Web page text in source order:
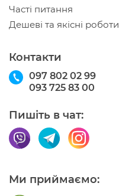
Часті питання
Дешеві та якісні роботи
Контакти
097 802 02 99
093 725 83 00
Пишіть в чат:
Ми приймаємо: